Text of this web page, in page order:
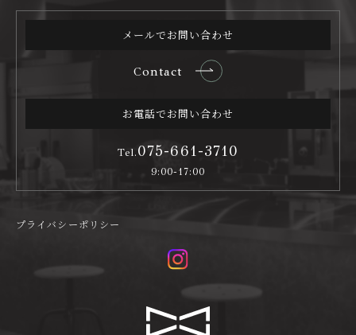
メールでお問い合わせ
Contact
お電話でお問い合わせ
Tel.075-661-3710
9:00-17:00
プライバシーポリシー